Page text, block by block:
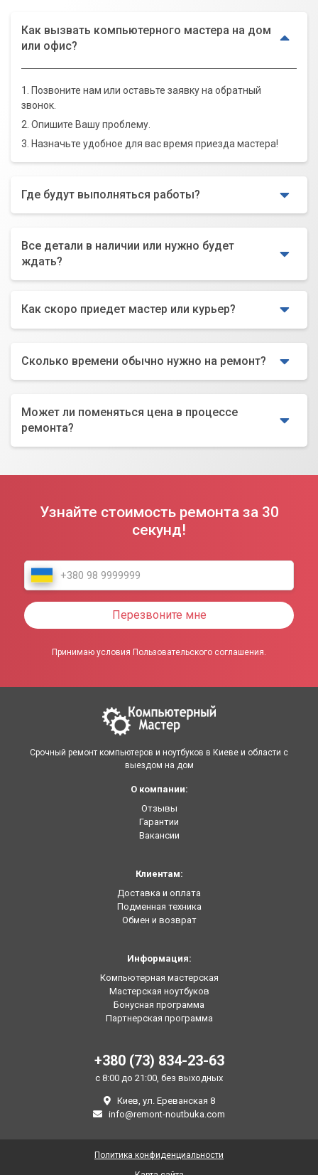
Как вызвать компьютерного мастера на дом
или офис?
1. Позвоните нам или оставьте заявку на обратный
звонок.
2. Опишите Вашу проблему.
3. Назначьте удобное для вас время приезда мастера!
Где будут выполняться работы?
Все детали в наличии или нужно будет
ждать?
Как скоро приедет мастер или курьер?
Сколько времени обычно нужно на ремонт?
Может ли поменяться цена в процессе
ремонта?
Узнайте стоимость ремонта за 30
секунд!
Перезвоните мне
Принимаю условия Пользовательского соглашения.
Срочный ремонт компьютеров и ноутбуков в Киеве и области с
выездом на дом
О компании:
Отзывы
Гарантии
Вакансии
Клиентам:
Доставка и оплата
Подменная техника
Обмен и возврат
Информация:
Компьютерная мастерская
Мастерская ноутбуков
Бонусная программа
Партнерская программа
+380 (73) 834-23-63
с 8:00 до 21:00, без выходных
Киев, ул. Ереванская 8
info@remont-noutbuka.com
Политика конфиденциальности